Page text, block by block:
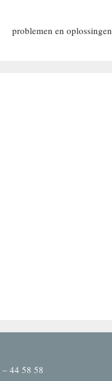
problemen en oplossingen
44 58 58